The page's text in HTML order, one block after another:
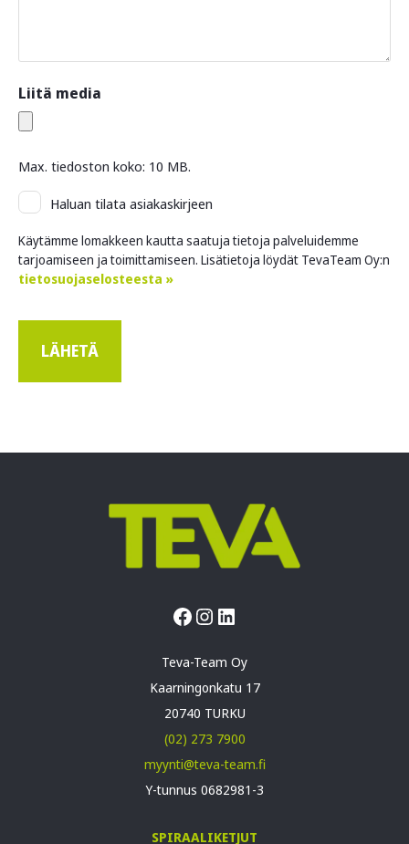
Liitä media
Max. tiedoston koko: 10 MB.
Asiakaskirje
Haluan tilata asiakaskirjeen
Käytämme lomakkeen kautta saatuja tietoja palveluidemme
tarjoamiseen ja toimittamiseen. Lisätietoja löydät TevaTeam Oy:n
tietosuojaselosteesta »
Facebook
Instagram
LinkedIn
Teva-Team Oy
Kaarningonkatu 17
20740 TURKU
(02) 273 7900
myynti@teva-team.fi
Y-tunnus 0682981-3
SPIRAALIKETJUT